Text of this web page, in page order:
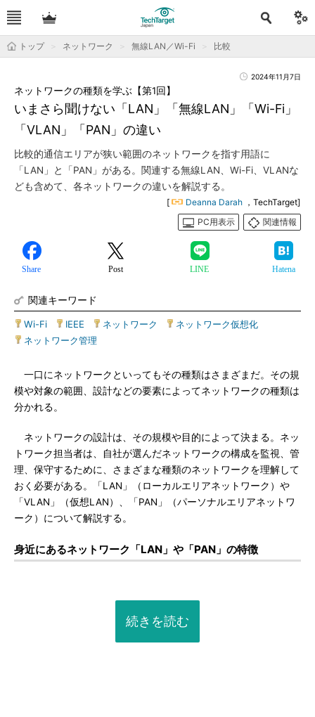
トップ ネットワーク 無線LAN／Wi-Fi 比較
2024年11月7日
いまさら聞けない「LAN」「無線LAN」「Wi-Fi」
「VLAN」「PAN」の違い
ネットワークの種類を学ぶ【第1回】
比較的通信エリアが狭い範囲のネットワークを指す用語に
「LAN」と「PAN」がある。関連する無線LAN、Wi-Fi、VLANな
ども含めて、各ネットワークの違いを解説する。
[ Deanna Darah ，TechTarget]
PC用表示
関連情報
Share Post LINE Hatena
関連キーワード
Wi-Fi IEEE ネットワーク ネットワーク仮想化
ネットワーク管理
一口にネットワークといってもその種類はさまざまだ。その規
模や対象の範囲、設計などの要素によってネットワークの種類は
分かれる。
ネットワークの設計は、その規模や目的によって決まる。ネッ
トワーク担当者は、自社が選んだネットワークの構成を監視、管
理、保守するために、さまざまな種類のネットワークを理解して
おく必要がある。「LAN」（ローカルエリアネットワーク）や
「VLAN」（仮想LAN）、「PAN」（パーソナルエリアネットワ
ーク）について解説する。
身近にあるネットワーク「LAN」や「PAN」の特徴
続きを読む